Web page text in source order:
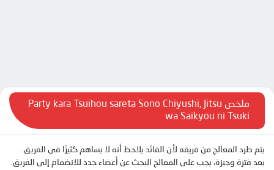
ملخص Party kara Tsuihou sareta Sono Chiyushi, Jitsu
wa Saikyou ni Tsuki
يتم طرد المعالج من فريقه لأن القائد يلاحظ أنه لا يساهم كثيرًا في الفريق.
بعد فترة وجيزة، يجب على المعالج البحث عن أعضاء جدد للانضمام إلى الفريق.